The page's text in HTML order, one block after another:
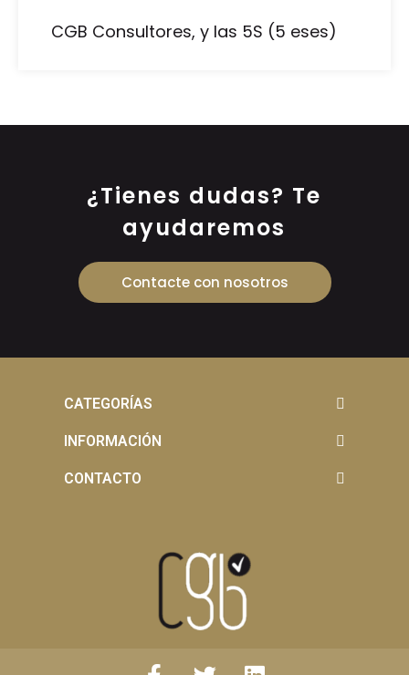
CGB Consultores, y las 5S (5 eses)
¿Tienes dudas? Te
ayudaremos
Contacte con nosotros
CATEGORÍAS
INFORMACIÓN
CONTACTO